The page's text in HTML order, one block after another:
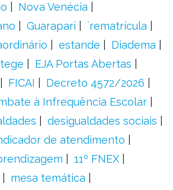
Nova Venécia
Guarapari
´rematrícula
estande
Diadema
EJA Portas Abertas
FICAI
Decreto 4572/2026
à Infrequência Escolar
desigualdades sociais
de atendimento
11º FNEX
mesa temática